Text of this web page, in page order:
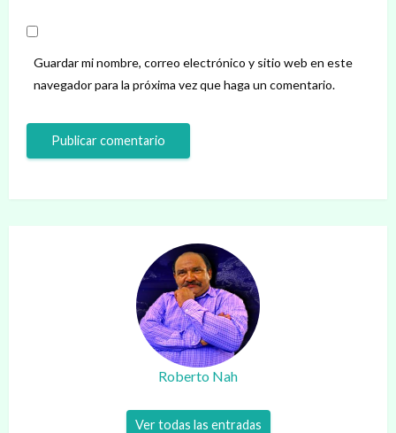
Guardar mi nombre, correo electrónico y sitio web en este
navegador para la próxima vez que haga un comentario.
Roberto Nah
Ver todas las entradas